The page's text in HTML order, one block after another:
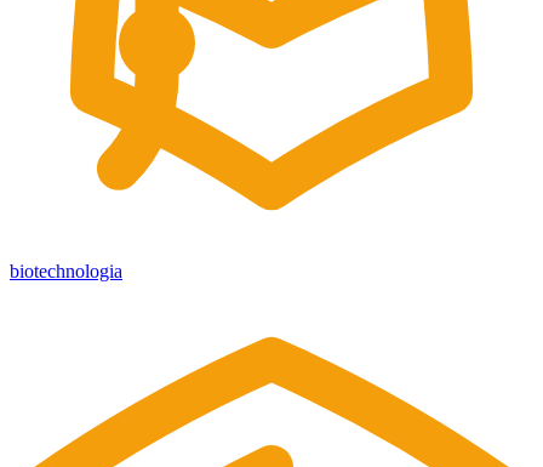
biotechnologia